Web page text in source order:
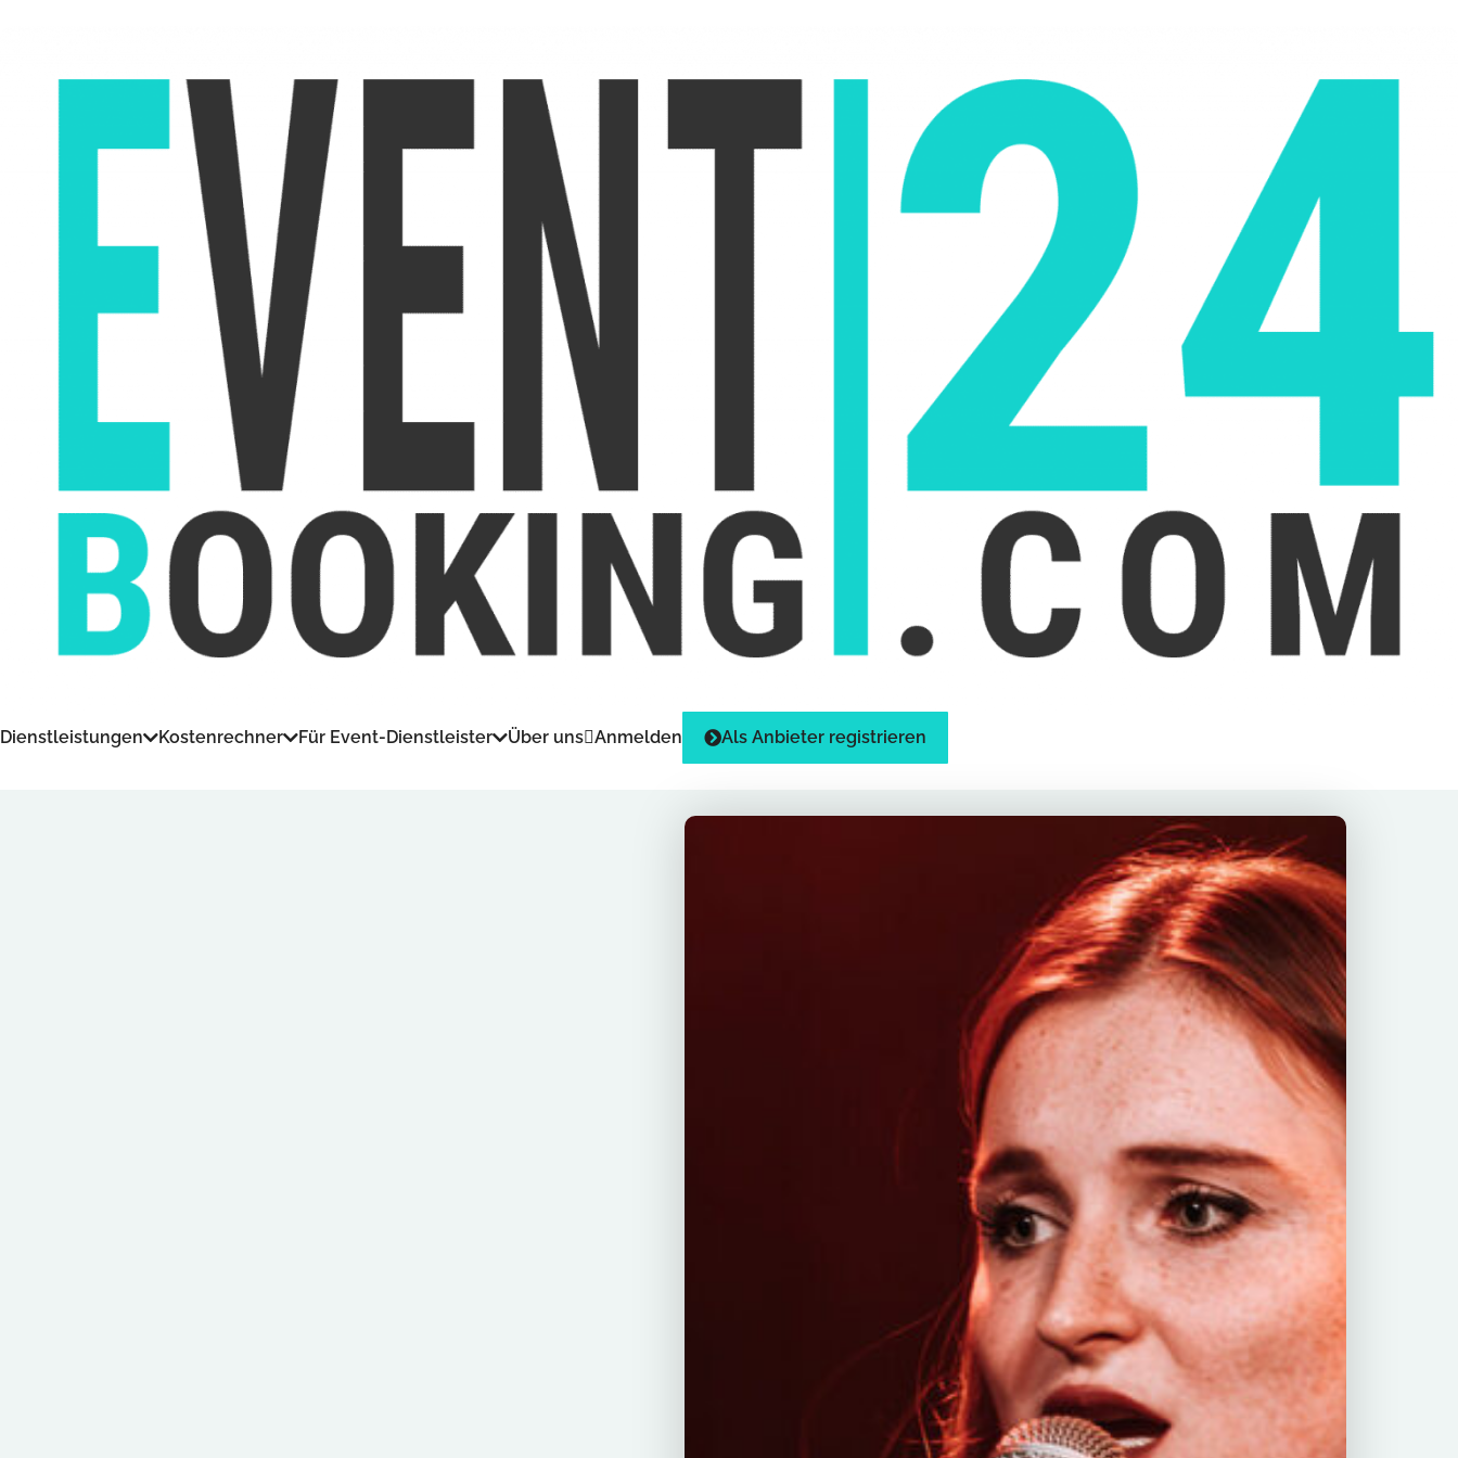
Dienstleistungen Kostenrechner Für Event-Dienstleister Über uns Anmelden Als Anbieter registrieren